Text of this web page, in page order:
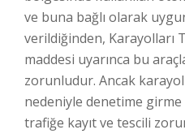
ve buna bağlı olarak
verildiğinden, Karayolları
maddesi uyarınca bu
zorunludur. Ancak
nedeniyle denetime girme
trafiğe kayıt ve tescili